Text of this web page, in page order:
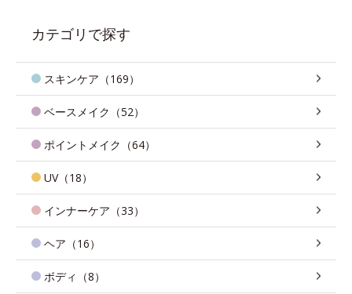
カテゴリで探す
スキンケア（169）
ベースメイク（52）
ポイントメイク（64）
UV（18）
インナーケア（33）
ヘア（16）
ボディ（8）